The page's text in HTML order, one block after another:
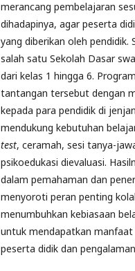
merancang pembelajaran
dihadapinya, agar peserta
yang diberikan oleh pendidik.
salah satu Sekolah Dasar
dari kelas 1 hingga 6.
tantangan tersebut dengan
kepada para pendidik di
mendukung kebutuhan
test, ceramah, sesi tanya-
psikoedukasi dievaluasi.
dalam pemahaman dan
menyoroti peran penting
menumbuhkan kebiasaan
untuk mendapatkan
peserta didik dan